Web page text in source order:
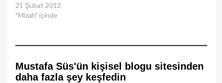
21 Şubat 2012
"Mizah" içinde
Mustafa Süs'ün kişisel blogu sitesinden
daha fazla şey keşfedin